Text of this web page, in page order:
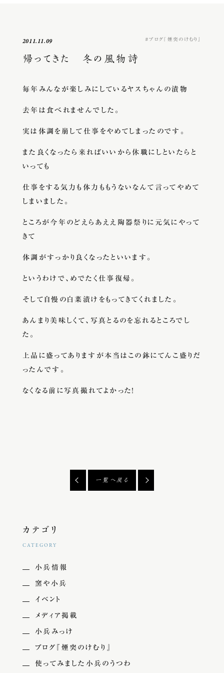
2011.11.09 ブログ『煙突のけむり』
帰ってきた 冬の風物詩
毎年みんなが楽しみにしているヤスちゃんの漬物
去年は食べれませんでした。
実は体調を崩して仕事をやめてしまったのです。
また良くなったら来ればいいから休職にしといたらと
いっても
仕事をする気力も体力ももうないなんて言ってやめて
しまいました。
ところが今年のどえらあええ陶器祭りに元気にやって
きて
体調がすっかり良くなったといいます。
というわけで、めでたく仕事復帰。
そして自慢の白菜漬けをもってきてくれました。
あんまり美味しくて、写真とるのを忘れるところでし
た。
上品に盛ってありますが本当はこの鉢にてんこ盛りだ
ったんです。
なくなる前に写真撮れてよかった！
一覧へ戻る
カテゴリ
CATEGORY
小兵情報
窯や小兵
イベント
メディア掲載
小兵みっけ
ブログ『煙突のけむり』
使ってみました小兵のうつわ